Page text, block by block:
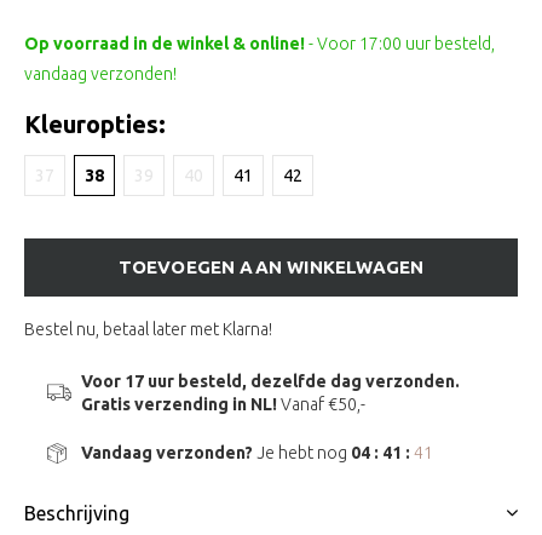
Op voorraad in de winkel & online!- Voor 17:00 uur besteld,
vandaag verzonden!
Kleuropties:
37 38 39 40 41 42
TOEVOEGEN AAN WINKELWAGEN
Bestel nu, betaal later met Klarna!
Voor 17 uur besteld, dezelfde dag verzonden.
Gratis verzending in NL!Vanaf €50,-
Vandaag verzonden? Je hebt nog 04 : 41 : 40
Beschrijving